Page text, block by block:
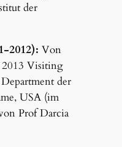
der
2012): Von
2013 Visiting
der
USA (im
Prof Darcia